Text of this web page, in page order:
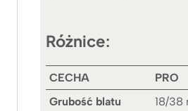
Różnice:
CECHA PRO
Grubość blatu
18/38